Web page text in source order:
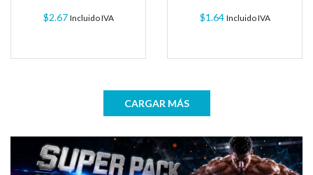
$2.67 Incluido IVA $1.64 Incluido IVA
CARGAR MÁS